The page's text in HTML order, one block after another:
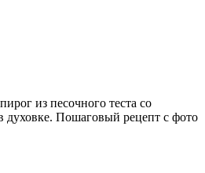
из песочного теста со
духовке. Пошаговый рецепт с фото